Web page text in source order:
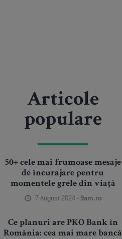
Articole
populare
50+ cele mai frumoase mesaje
de încurajare pentru
momentele grele din viață
7 August 2024 -9am.ro
Ce planuri are PKO Bank în
România: cea mai mare bancă